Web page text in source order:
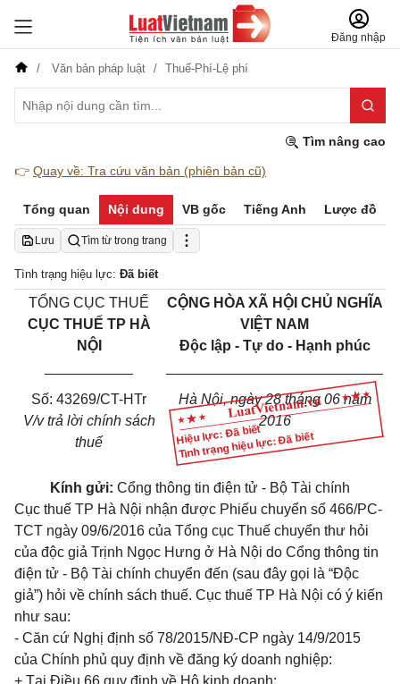
Đăng nhập
Văn bản pháp luật Thuế-Phí-Lệ phí
Tìm nâng cao
👉 Quay về: Tra cứu văn bản (phiên bản cũ)
Tổng quan Nội dung VB gốc Tiếng Anh Lược đồ
Lưu Tìm từ trong trang
Tình trạng hiệu lực: Đã biết
Hiệu lực: Đã biết
Tình trạng hiệu lực: Đã biết
TỔNG CỤC THUẾ
CỤC THUẾ TP HÀ
NỘI
CỘNG HÒA XÃ HỘI CHỦ NGHĨA
VIỆT NAM
Độc lập - Tự do - Hạnh phúc
Số: 43269/CT-HTr
V/v trả lời chính sách
thuế
Hà Nội, ngày 28 tháng 06 năm
2016
Kính gửi: Cổng thông tin điện tử - Bộ Tài chính
Cục thuế TP Hà Nội nhận được Phiếu chuyển số 466/PC-
TCT ngày 09/6/2016 của Tổng cục Thuế chuyển thư hỏi
của độc giả Trịnh Ngọc Hưng ở Hà Nội do Cổng thông tin
điện tử - Bộ Tài chính chuyển đến (sau đây gọi là “Độc
giả”) hỏi về chính sách thuế. Cục thuế TP Hà Nội có ý kiến
như sau:
- Căn cứ Nghị định số 78/2015/NĐ-CP ngày 14/9/2015
của Chính phủ quy định về đăng ký doanh nghiệp:
+ Tại Điều 66 quy định về Hộ kinh doanh: